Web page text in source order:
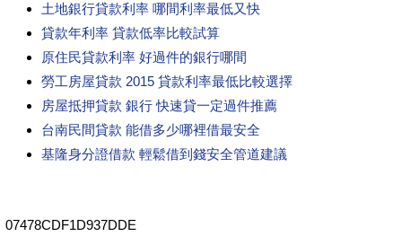
土地銀行貸款利率 哪間利率最低又快
貸款年利率 貸款低率比較試算
原住民貸款利率 好過件的銀行哪間
勞工房屋貸款 2015 貸款利率最低比較選擇
房屋抵押貸款 銀行 快速貸一定過件推薦
台南民間貸款 能借多少哪裡借最安全
基隆身分證借款 輕鬆借到錢安全管道建議
07478CDF1D937DDE